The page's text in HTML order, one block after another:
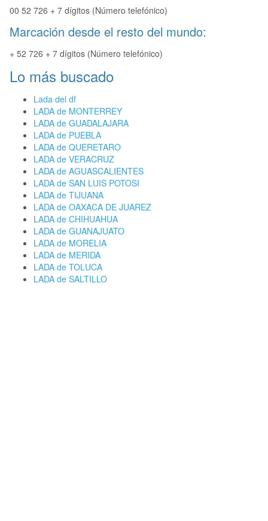
00 52 726 + 7 dígitos (Número telefónico)
Marcación desde el resto del mundo:
+ 52 726 + 7 dígitos (Número telefónico)
Lo más buscado
Lada del df
LADA de MONTERREY
LADA de GUADALAJARA
LADA de PUEBLA
LADA de QUERETARO
LADA de VERACRUZ
LADA de AGUASCALIENTES
LADA de SAN LUIS POTOSI
LADA de TIJUANA
LADA de OAXACA DE JUAREZ
LADA de CHIHUAHUA
LADA de GUANAJUATO
LADA de MORELIA
LADA de MERIDA
LADA de TOLUCA
LADA de SALTILLO